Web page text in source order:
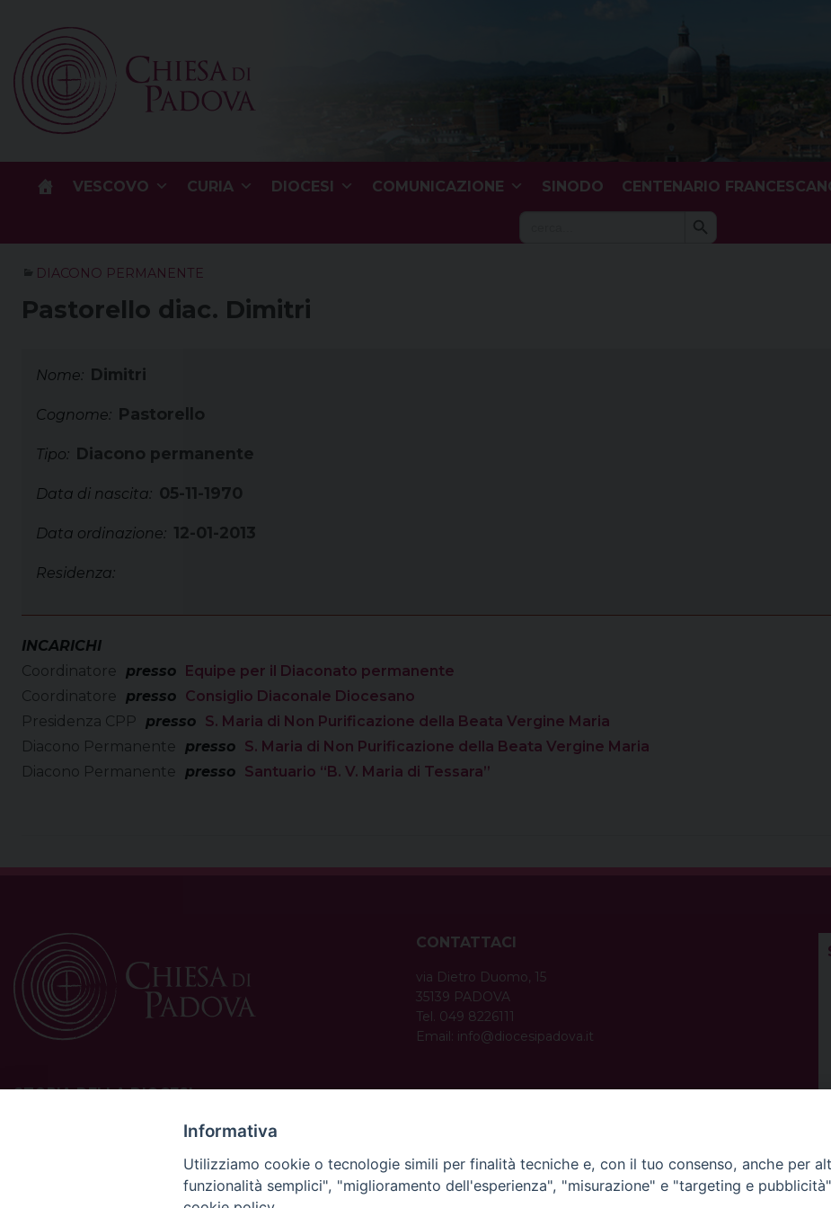
content
VESCOVO CURIA DIOCESI COMUNICAZIONE SINODO CENTENARIO
Search Search Button
DIACONO PERMANENTE
Pastorello diac. Dimitri
Nome: Dimitri
Cognome: Pastorello
Tipo: Diacono permanente
Data di nascita: 05-11-1970
Data ordinazione: 12-01-2013
Residenza:
INCARICHI
Coordinatore
presso Equipe per il Diaconato permanente
Coordinatore
presso Consiglio Diaconale Diocesano
Presidenza CPP
presso S. Maria di Non Purificazione della Beata Vergine Maria
Diacono Permanente
presso S. Maria di Non Purificazione della Beata Vergine Maria
Diacono Permanente
presso Santuario “B. V. Maria di Tessara”
STORIA DELLA DIOCESI
La Diocesi di Padova è una sede della Chiesa cattolica in
alla Regione Ecclesiastica Triveneto.
È costituita da 454 parrocchie situate nelle province di
CONTATTACI
via Dietro Duomo, 15
35139 PADOVA
Tel. 049 8226111
Email: info@diocesipadova.it
Informativa
Utilizziamo cookie o tecnologie simili per finalità tecniche e, con il tuo consenso, anche per
funzionalità semplici", "miglioramento dell'esperienza", "misurazione" e "targeting e